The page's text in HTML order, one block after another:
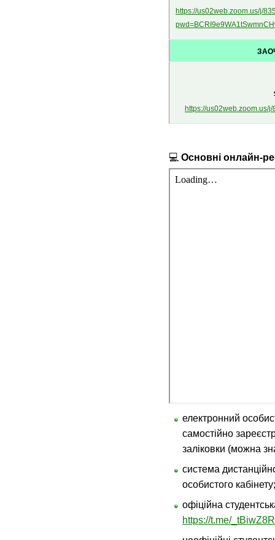
https://us02web.zoom.us/j/
https://us02web.zoom.us/
💻 Основні онлайн-
електронний
самостійно
заліковки (можна
система
особистого кабінету;
офіційна
https://t.me/